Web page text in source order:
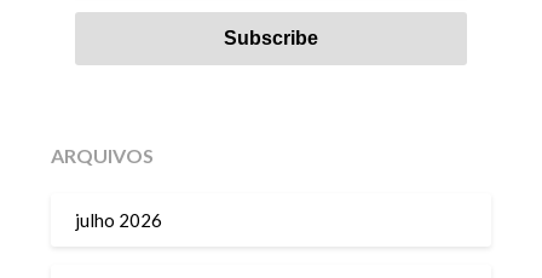
ARQUIVOS
julho 2026